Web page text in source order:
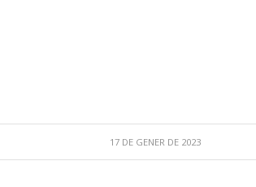
17 DE GENER DE 2023